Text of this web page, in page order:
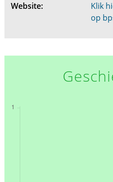
Website:
Klik
op